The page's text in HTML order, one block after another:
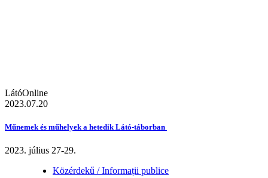
LátóOnline
2023.07.20
Műnemek és műhelyek a hetedik Látó-táborban
2023. július 27-29.
Közérdekű / Informații publice